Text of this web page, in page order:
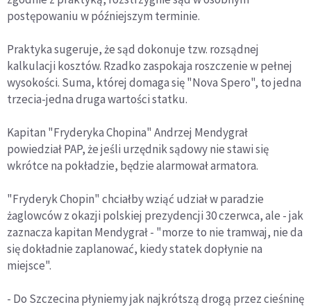
postępowaniu w późniejszym terminie.
Praktyka sugeruje, że sąd dokonuje tzw. rozsądnej
kalkulacji kosztów. Rzadko zaspokaja roszczenie w pełnej
wysokości. Suma, której domaga się "Nova Spero", to jedna
trzecia-jedna druga wartości statku.
Kapitan "Fryderyka Chopina" Andrzej Mendygrał
powiedział PAP, że jeśli urzędnik sądowy nie stawi się
wkrótce na pokładzie, będzie alarmował armatora.
"Fryderyk Chopin" chciałby wziąć udział w paradzie
żaglowców z okazji polskiej prezydencji 30 czerwca, ale - jak
zaznacza kapitan Mendygrał - "morze to nie tramwaj, nie da
się dokładnie zaplanować, kiedy statek dopłynie na
miejsce".
- Do Szczecina płyniemy jak najkrótszą drogą przez cieśninę